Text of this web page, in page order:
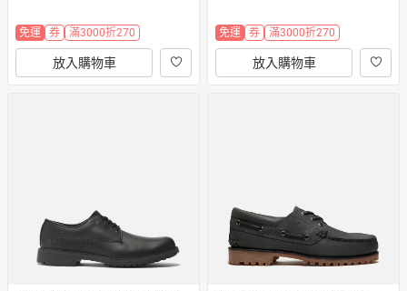
免運 券 滿3000折270
放入購物車
免運 券 滿3000折270
放入購物車